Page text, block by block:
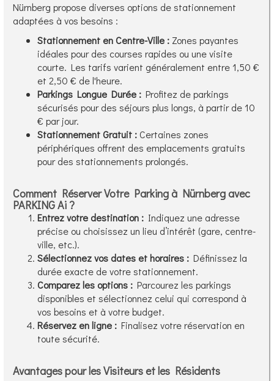
Nürnberg propose diverses options de stationnement
adaptées à vos besoins :
Stationnement en Centre-Ville : Zones payantes
idéales pour des courses rapides ou une visite
courte. Les tarifs varient généralement entre 1,50 €
et 2,50 € de l'heure.
Parkings Longue Durée : Profitez de parkings
sécurisés pour des séjours plus longs, à partir de 10
€ par jour.
Stationnement Gratuit :Certaines zones
périphériques offrent des emplacements gratuits
pour des stationnements prolongés.
Comment Réserver Votre Parking à Nürnberg avec
PARKING Ai ?
Entrez votre destination : Indiquez une adresse
précise ou choisissez un lieu d’intérêt (gare, centre-
ville, etc.).
Sélectionnez vos dates et horaires : Définissez la
durée exacte de votre stationnement.
Comparez les options : Parcourez les parkings
disponibles et sélectionnez celui qui correspond à
vos besoins et à votre budget.
Réservez en ligne : Finalisez votre réservation en
toute sécurité.
Avantages pour les Visiteurs et les Résidents